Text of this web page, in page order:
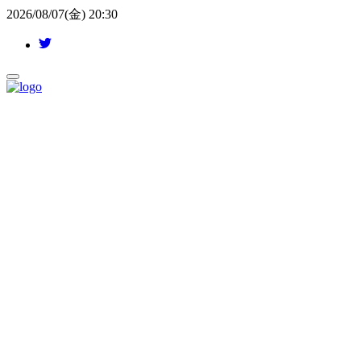
2026/08/07(金) 20:30